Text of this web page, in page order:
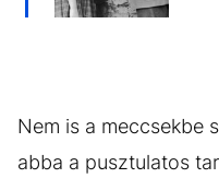
Nem is a meccsekbe
abba a pusztulatos